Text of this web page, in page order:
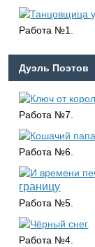
Работа №1.
Дуэль Поэтов
Работа №7.
Работа №6.
границу
Работа №5.
Работа №4.